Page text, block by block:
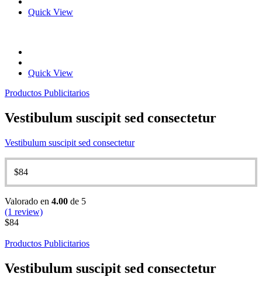
Quick View
Quick View
Productos Publicitarios
Vestibulum suscipit sed consectetur
Vestibulum suscipit sed consectetur
$84
Valorado en 4.00 de 5
(1 review)
$84
Productos Publicitarios
Vestibulum suscipit sed consectetur